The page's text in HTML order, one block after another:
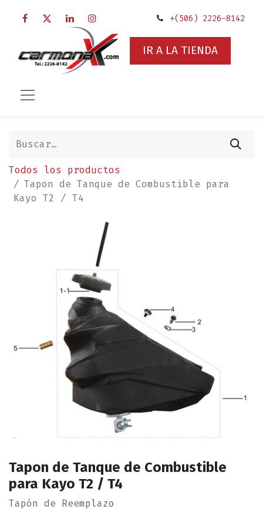
+(506) 2226-8142
IR A LA TIENDA
Todos los productos
Tapon de Tanque de Combustible para
Kayo T2 / T4
Tapon de Tanque de Combustible
para Kayo T2 / T4
Tapón de Reemplazo